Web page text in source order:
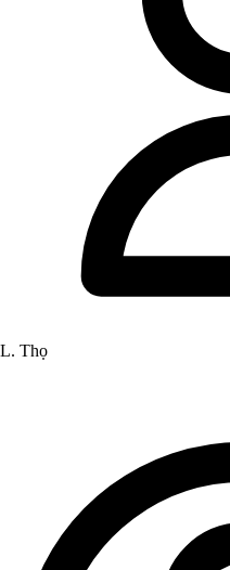
L. Thọ